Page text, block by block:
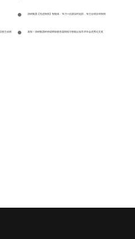
清研集团【先进舆情】智能体：15万+信源实时追踪，专注全球涉华舆情
权主动权 喜报！清研集团科研成果斩获首届情报与智能认知学术年会优秀论文奖